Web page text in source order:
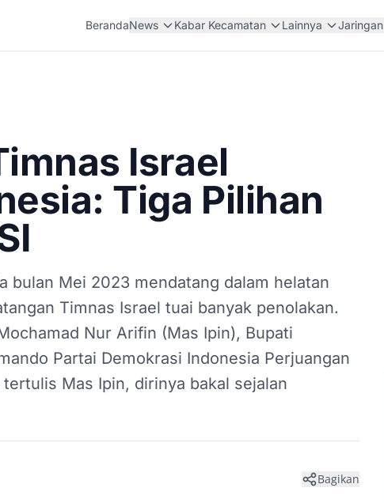
BerandaNews Kabar Kecamatan Lainnya Jaringan
Israel
Tiga Pilihan
bulan Mei 2023 mendatang dalam helatan
Timnas Israel tuai banyak penolakan.
Nur Arifin (Mas Ipin), Bupati
Partai Demokrasi Indonesia Perjuangan
Mas Ipin, dirinya bakal sejalan
Bagikan